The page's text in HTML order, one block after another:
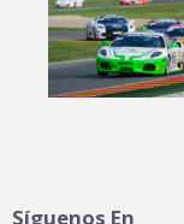
Síguenos En